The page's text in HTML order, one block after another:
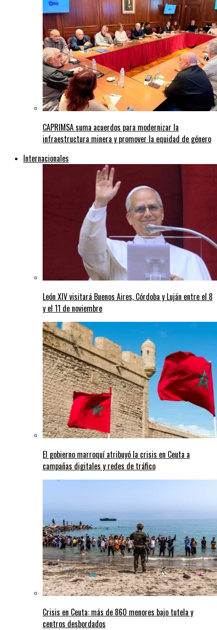
CAPRIMSA suma acuerdos para modernizar la
infraestructura minera y promover la equidad de género
Internacionales
León XIV visitará Buenos Aires, Córdoba y Luján entre el 8
y el 11 de noviembre
El gobierno marroquí atribuyó la crisis en Ceuta a
campañas digitales y redes de tráfico
Crisis en Ceuta: más de 860 menores bajo tutela y
centros desbordados